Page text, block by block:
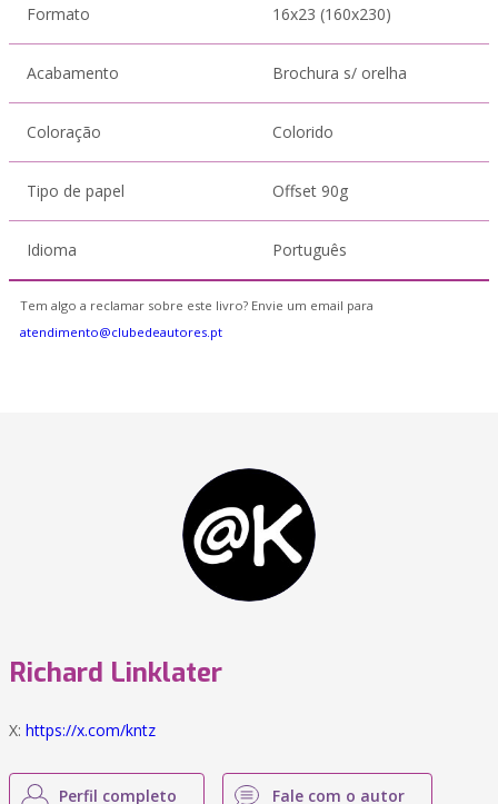
Formato 16x23 (160x230)
Acabamento Brochura s/ orelha
Coloração Colorido
Tipo de papel Offset 90g
Idioma Português
Tem algo a reclamar sobre este livro? Envie um email para
atendimento@clubedeautores.pt
Richard Linklater
X: https://x.com/kntz
Perfil completo Fale com o autor